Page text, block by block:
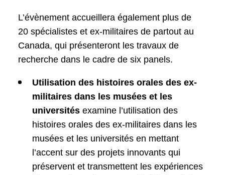
L’évènement accueillera également plus de
20 spécialistes et ex-militaires de partout au
Canada, qui présenteront les travaux de
recherche dans le cadre de six panels.
Utilisation des histoires orales des ex-
militaires dans les musées et les
universités examine l’utilisation des
histoires orales des ex-militaires dans les
musées et les universités en mettant
l’accent sur des projets innovants qui
préservent et transmettent les expériences